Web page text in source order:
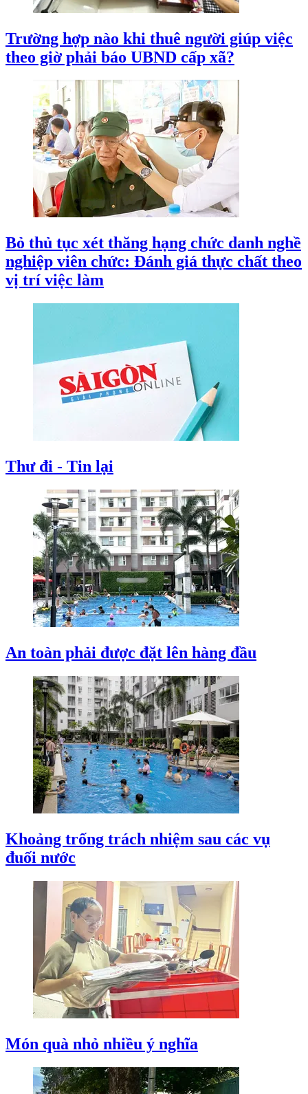
Trường hợp nào khi thuê người giúp việc
theo giờ phải báo UBND cấp xã?
Bỏ thủ tục xét thăng hạng chức danh nghề
nghiệp viên chức: Đánh giá thực chất theo
vị trí việc làm
Thư đi - Tin lại
An toàn phải được đặt lên hàng đầu
Khoảng trống trách nhiệm sau các vụ
đuối nước
Món quà nhỏ nhiều ý nghĩa